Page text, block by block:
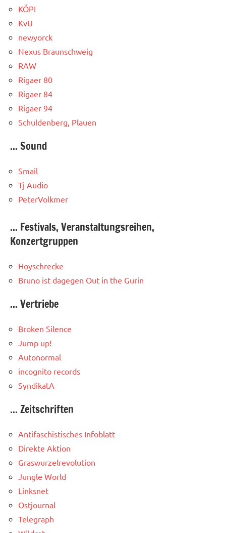
KÖPI
KvU
newyorck
Nexus Braunschweig
RAW
Rigaer 80
Rigaer 84
Rigaer 94
Schuldenberg, Plauen
... Sound
Smail
Tj Audio
PeterVolkmer
... Festivals, Veranstaltungsreihen,
Konzertgruppen
Hoyschrecke
Bruno ist dagegen Out in the Gurin
... Vertriebe
Broken Silence
Jump up!
Autonormal
incognito records
SyndikatA
... Zeitschriften
Antifaschistisches Infoblatt
Direkte Aktion
Graswurzelrevolution
Jungle World
Linksnet
Ostjournal
Telegraph